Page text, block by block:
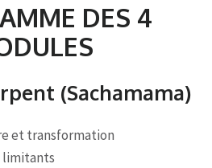
DES 4
(Sachamama)
et transformation
limitants